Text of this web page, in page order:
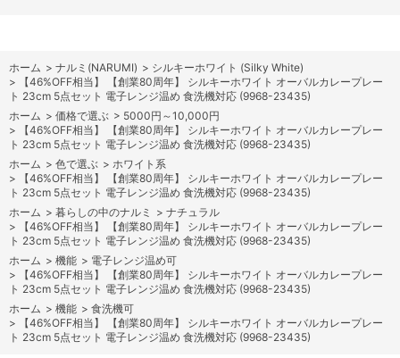
ホーム > ナルミ(NARUMI) > シルキーホワイト (Silky White)
>
【46%OFF相当】 【創業80周年】 シルキーホワイト オーバルカレープレー
ト 23cm 5点セット 電子レンジ温め 食洗機対応 (9968-23435)
ホーム > 価格で選ぶ > 5000円～10,000円
>
【46%OFF相当】 【創業80周年】 シルキーホワイト オーバルカレープレー
ト 23cm 5点セット 電子レンジ温め 食洗機対応 (9968-23435)
ホーム > 色で選ぶ > ホワイト系
>
【46%OFF相当】 【創業80周年】 シルキーホワイト オーバルカレープレー
ト 23cm 5点セット 電子レンジ温め 食洗機対応 (9968-23435)
ホーム > 暮らしの中のナルミ > ナチュラル
>
【46%OFF相当】 【創業80周年】 シルキーホワイト オーバルカレープレー
ト 23cm 5点セット 電子レンジ温め 食洗機対応 (9968-23435)
ホーム > 機能 > 電子レンジ温め可
>
【46%OFF相当】 【創業80周年】 シルキーホワイト オーバルカレープレー
ト 23cm 5点セット 電子レンジ温め 食洗機対応 (9968-23435)
ホーム > 機能 > 食洗機可
>
【46%OFF相当】 【創業80周年】 シルキーホワイト オーバルカレープレー
ト 23cm 5点セット 電子レンジ温め 食洗機対応 (9968-23435)